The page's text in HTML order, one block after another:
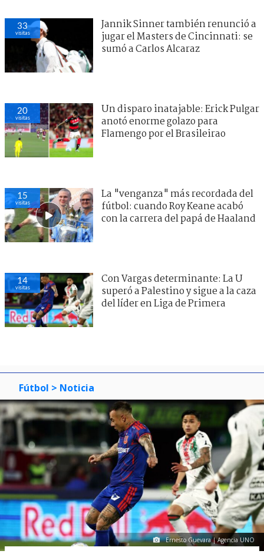
33
visitas
Jannik Sinner también renunció a
jugar el Masters de Cincinnati: se
sumó a Carlos Alcaraz
20
visitas
Un disparo inatajable: Erick Pulgar
anotó enorme golazo para
Flamengo por el Brasileirao
15
visitas
La "venganza" más recordada del
fútbol: cuando Roy Keane acabó
con la carrera del papá de Haaland
14
visitas
Con Vargas determinante: La U
superó a Palestino y sigue a la caza
del líder en Liga de Primera
Fútbol > Noticia
Ernesto Guevara | Agencia UNO